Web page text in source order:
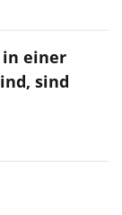
in einer
sind